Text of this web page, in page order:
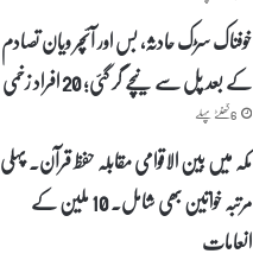
خوفناک سڑک حادثہ، بس اور آئچر ویان تصادم
کے بعد پل سے نیچے گر گئی؛ 20 افراد زخمی
6 گھنٹے پہلے
مکہ میں بین الاقوامی مقابلہ حفظ قرآن۔ پہلی
مرتبہ خواتین بھی شامل۔ 10 ملین کے
انعامات